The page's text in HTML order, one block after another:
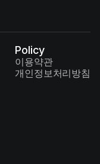
Policy
이용약관
개인정보처리방침